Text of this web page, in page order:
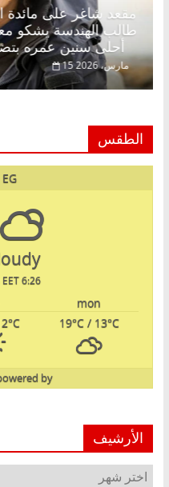
مقعد شاغر على
طالب الهندسة
أحلى سنين عمره بتضيع في السجن
15 مارس، 2026
د.
الطقس
6:26 am
mon
19°C/ 13°C
°C
by
الأرشيف
الأرشيف